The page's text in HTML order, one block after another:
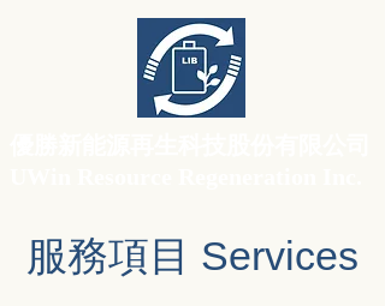
服務項目 Services